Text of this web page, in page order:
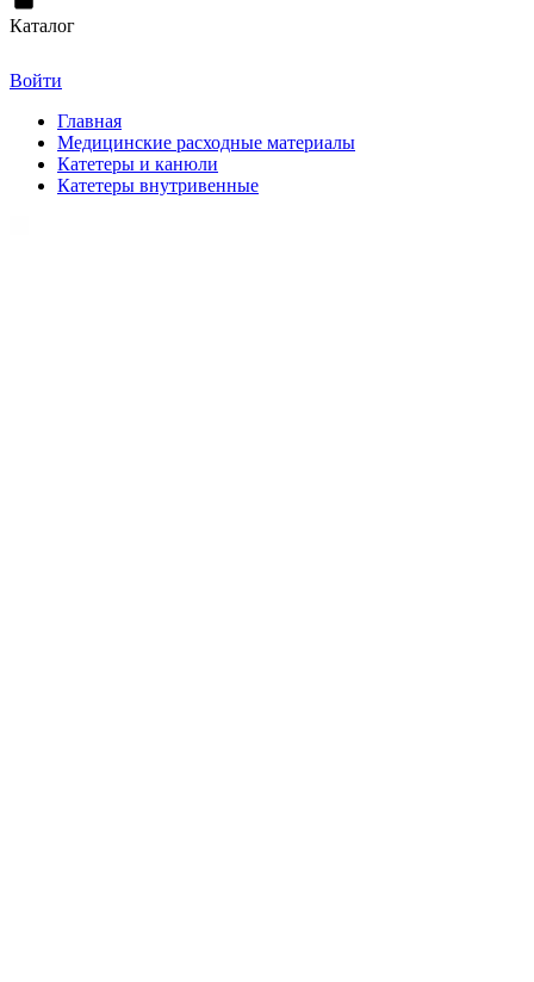
Каталог
Войти
Главная
Медицинские расходные материалы
Катетеры и канюли
Катетеры внутривенные